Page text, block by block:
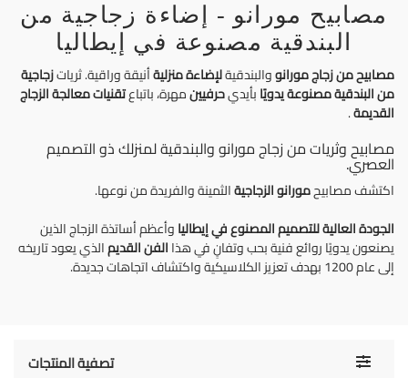
مصابيح مورانو - إضاءة زجاجية من
البندقية مصنوعة في إيطاليا
مصابيح من زجاجمورانووالبندقيةلإضاءة منزليةأنيقة وراقية. ثرياتزجاجية
من البندقيةمصنوعة يدويًابأيديحرفيينمهرة، باتباعتقنيات معالجة الزجاج
القديمة.
مصابيح وثريات من زجاج مورانو والبندقية لمنزلك ذو التصميم
العصري.
اكتشف مصابيحمورانو الزجاجيةالثمينة والفريدة من نوعها.
الجودة العاليةللتصميم المصنوع في إيطالياوأعظم أساتذة الزجاج الذين
يصنعون يدويًا روائع فنية بحب وتفانٍ في هذاالفن القديمالذي يعود تاريخه
إلى عام 1200 بهدف تعزيز الكلاسيكية واكتشاف اتجاهات جديدة.
Toggle تصفية المنتجات